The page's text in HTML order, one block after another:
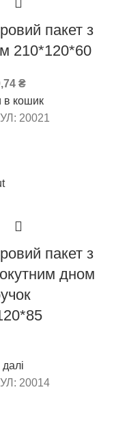
пакет з
210*120*60
₴
в кошик
20021
пакет з
дном
20014